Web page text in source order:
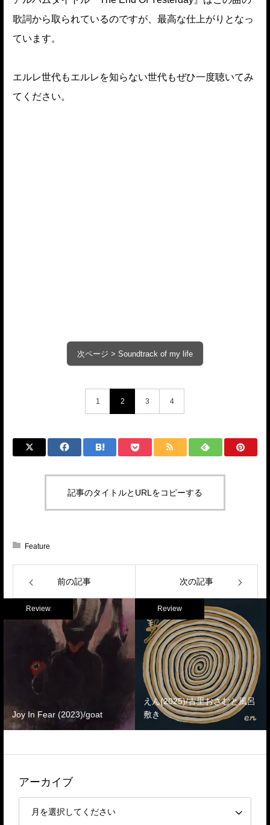
歌詞から取られているのですが、最高な仕上がりとなっ
ています。
エルレ世代もエルレを知らない世代もぜひ一度聴いてみ
てください。
次ページ > Soundtrack of my life
1 2 3 4
記事のタイトルとURLをコピーする
Feature
前の記事 次の記事
Review
Joy In Fear (2023)/goat
Review
えん(2025)/古里おさむと風呂
敷き
アーカイブ